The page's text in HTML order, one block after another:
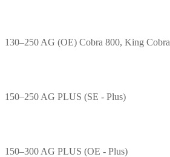
130–250 AG (OE) Cobra 800, King Cobra
150–250 AG PLUS (SE - Plus)
150–300 AG PLUS (OE - Plus)